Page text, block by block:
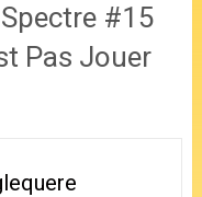
#15
Pas Jouer